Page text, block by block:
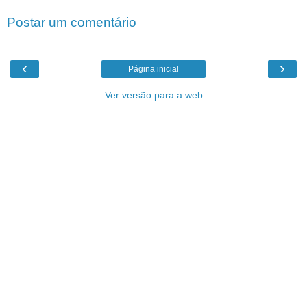
Postar um comentário
‹ ›
Página inicial
Ver versão para a web